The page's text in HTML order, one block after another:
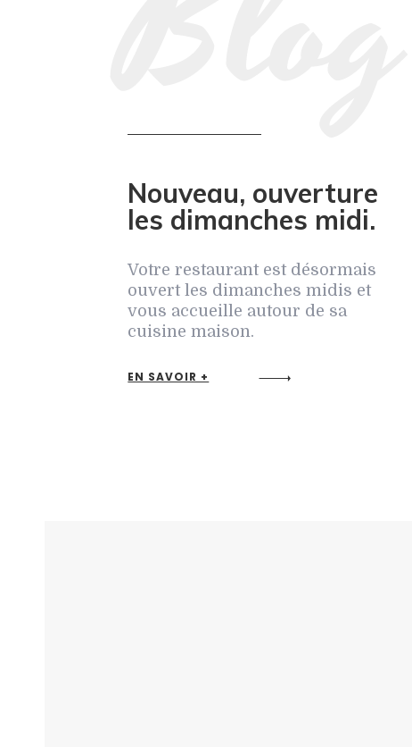
Nouveau, ouverture
les dimanches midi.
Votre restaurant est désormais
ouvert les dimanches midis et
vous accueille autour de sa
cuisine maison.
EN SAVOIR +